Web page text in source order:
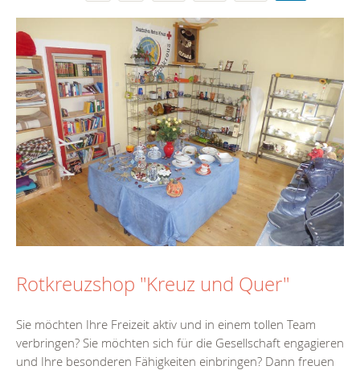
Rotkreuzshop "Kreuz und Quer"
Sie möchten Ihre Freizeit aktiv und in einem tollen Team
verbringen? Sie möchten sich für die Gesellschaft engagieren
und Ihre besonderen Fähigkeiten einbringen? Dann freuen